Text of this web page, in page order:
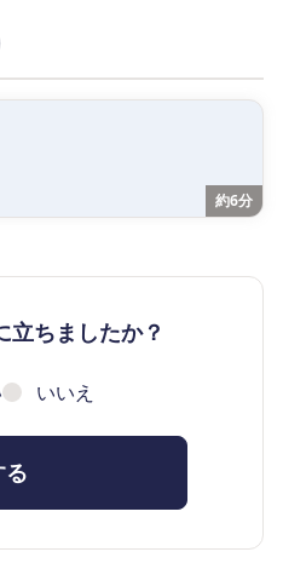
約6分
立ちましたか？
いいえ
る